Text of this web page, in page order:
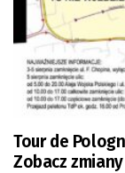
Tour de
Zobacz